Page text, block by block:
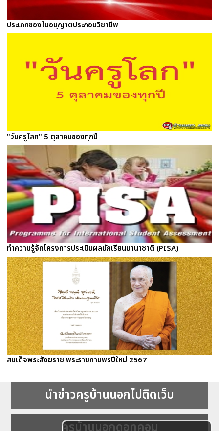
ประเภทของใบอนุญาตประกอบวิชาชีพ
"วันครูโลก" 5 ตุลาคมของทุกปี
ทำความรู้จักโครงการประเมินผลนักเรียนนานาชาติ (PISA)
สมเด็จพระสังฆราช พระราชทานพรปีใหม่ 2567
นำข่าวครูบ้านนอกไปติดเว็บ